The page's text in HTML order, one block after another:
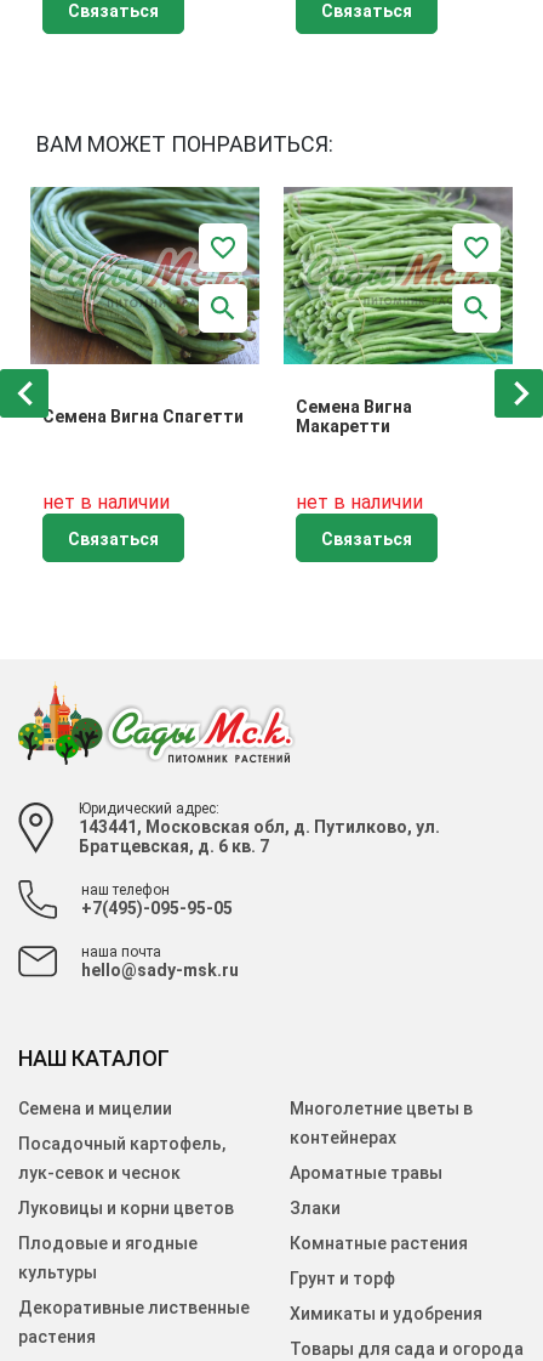
Связаться Связаться
ВАМ МОЖЕТ ПОНРАВИТЬСЯ:
Семена Вигна Спагетти
нет в наличии
Связаться
Семена Вигна
Макаретти
нет в наличии
Связаться
Юридический адрес:
143441, Московская обл, д. Путилково, ул.
Братцевская, д. 6 кв. 7
наш телефон
+7(495)-095-95-05
наша почта
hello@sady-msk.ru
НАШ КАТАЛОГ
Семена и мицелии
Посадочный картофель,
лук-севок и чеснок
Луковицы и корни цветов
Плодовые и ягодные
культуры
Декоративные лиственные
растения
Многолетние цветы в
контейнерах
Ароматные травы
Злаки
Комнатные растения
Грунт и торф
Химикаты и удобрения
Товары для сада и огорода